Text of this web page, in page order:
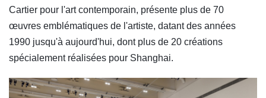
Cartier pour l'art contemporain, présente plus de 70
œuvres emblématiques de l'artiste, datant des années
1990 jusqu'à aujourd'hui, dont plus de 20 créations
spécialement réalisées pour Shanghai.